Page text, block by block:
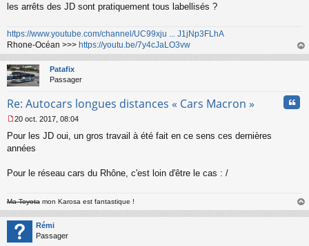
les arrêts des JD sont pratiquement tous labellisés ?
https://www.youtube.com/channel/UC99xju ... J1jNp3FLhA
Rhone-Océan >>> https://youtu.be/7y4cJaLO3vw
au
Patafix
Passager
Re: Autocars longues distances « Cars Macron »
e
s
g
n
o
n
l
u
20 oct. 2017, 08:04
Pour les JD oui, un gros travail à été fait en ce sens ces dernières
années
Pour le réseau cars du Rhône, c'est loin d'être le cas : /
Ma Toyota mon Karosa est fantastique !
au
Rémi
Passager